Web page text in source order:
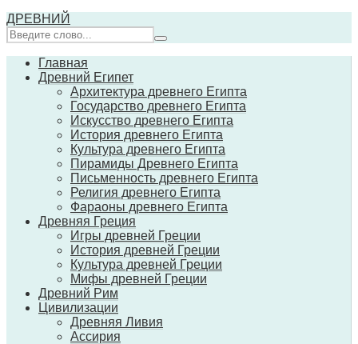
ДРЕВНИЙ
Главная
Древний Египет
Архитектура древнего Египта
Государство древнего Египта
Искусство древнего Египта
История древнего Египта
Культура древнего Египта
Пирамиды Древнего Египта
Письменность древнего Египта
Религия древнего Египта
Фараоны древнего Египта
Древняя Греция
Игры древней Греции
История древней Греции
Культура древней Греции
Мифы древней Греции
Древний Рим
Цивилизации
Древняя Ливия
Ассирия